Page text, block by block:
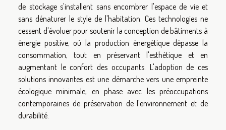
de stockage s'installent sans encombrer l'espace de vie et
sans dénaturer le style de l'habitation. Ces technologies ne
cessent d'évoluer pour soutenir la conception de bâtiments à
énergie positive, où la production énergétique dépasse la
consommation, tout en préservant l'esthétique et en
augmentant le confort des occupants. L'adoption de ces
solutions innovantes est une démarche vers une empreinte
écologique minimale, en phase avec les préoccupations
contemporaines de préservation de l'environnement et de
durabilité.